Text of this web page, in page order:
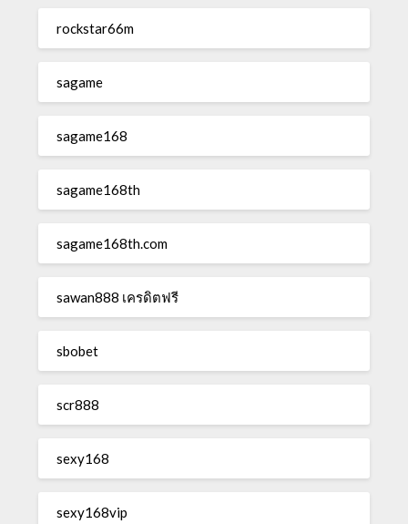
rockstar66m
sagame
sagame168
sagame168th
sagame168th.com
sawan888 เครดิตฟรี
sbobet
scr888
sexy168
sexy168vip